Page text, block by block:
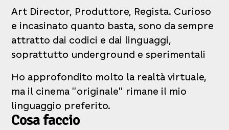
Art Director, Produttore, Regista. Curioso
e incasinato quanto basta, sono da sempre
attratto dai codici e dai linguaggi,
soprattutto underground e sperimentali
Ho approfondito molto la realtà virtuale,
ma il cinema "originale" rimane il mio
linguaggio preferito.
Cosa faccio